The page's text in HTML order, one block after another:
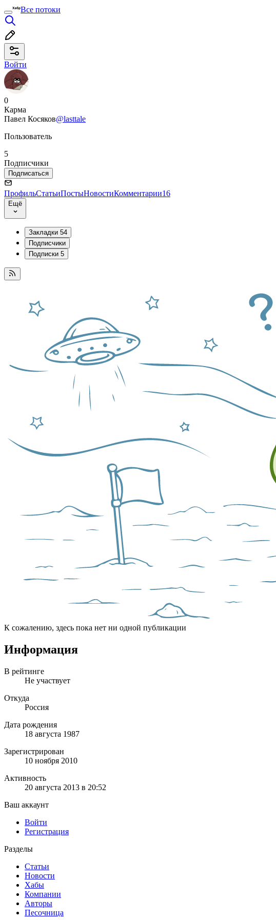
Все потоки
Войти
0
Карма
Павел Косяков@lasttale
Пользователь
5
Подписчики
Подписаться
ПрофильСтатьиПостыНовостиКомментарии16
Ещё
Закладки 54
Подписчики
Подписки 5
К сожалению, здесь пока нет ни одной публикации
Информация
В рейтинге
Не участвует
Откуда
Россия
Дата рождения
18 августа 1987
Зарегистрирован
10 ноября 2010
Активность
20 августа 2013 в 20:52
Ваш аккаунт
Войти
Регистрация
Разделы
Статьи
Новости
Хабы
Компании
Авторы
Песочница